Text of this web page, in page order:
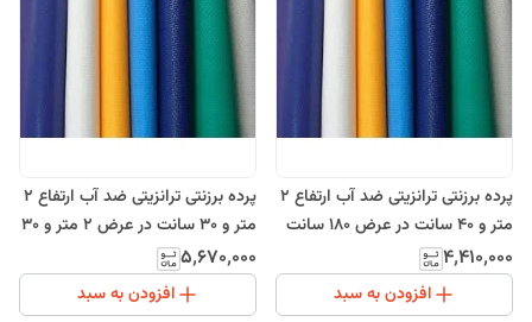
پرده برزنتی ترانزیتی ضد آب ارتفاع 2
متر و 40 سانت در عرض 180 سانت
۴٬۴۱۰٬۰۰۰
افزودن به سبد
پرده برزنتی ترانزیتی ضد آب ارتفاع 2
متر و 30 سانت در عرض 2 متر و 30
سانت
۵٬۶۷۰٬۰۰۰
افزودن به سبد